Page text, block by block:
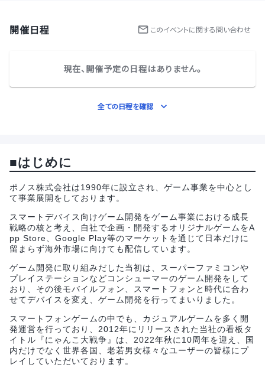
開催日程 このイベントに関する問い合わせ
現在、開催予定の日程はありません。
全ての日程を確認
■はじめに
ポノス株式会社は1990年に設立され、ゲーム事業を中心とし
て事業展開をしております。
スマートデバイス向けゲーム開発をゲーム事業における成長
戦略の核と考え、自社で企画・開発するオリジナルゲームをA
pp Store、Google Play等のマーケットを通じて日本だけに
留まらず海外市場に向けても配信しています。
ゲーム開発に取り組みだした当初は、スーパーファミコンや
プレイステーションなどコンシューマーのゲーム開発をして
おり、その後モバイルフォン、スマートフォンと時代に合わ
せてデバイスを変え、ゲーム開発を行ってまいりました。
スマートフォンゲームの中でも、カジュアルゲームを多く開
発運営を行っており、2012年にリリースされた当社の看板タ
イトル『にゃんこ大戦争』は、2022年秋に10周年を迎え、国
内だけでなく世界各国、老若男女様々なユーザーの皆様にプ
レイしていただいております。